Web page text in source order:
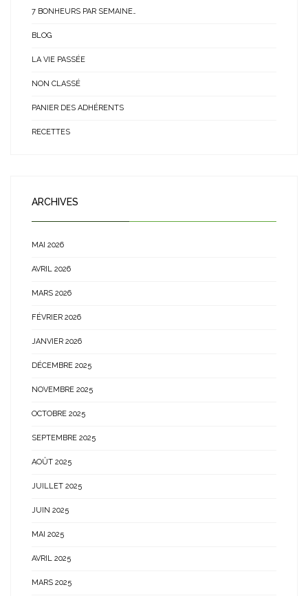
7 BONHEURS PAR SEMAINE…
BLOG
LA VIE PASSÉE
NON CLASSÉ
PANIER DES ADHÉRENTS
RECETTES
ARCHIVES
MAI 2026
AVRIL 2026
MARS 2026
FÉVRIER 2026
JANVIER 2026
DÉCEMBRE 2025
NOVEMBRE 2025
OCTOBRE 2025
SEPTEMBRE 2025
AOÛT 2025
JUILLET 2025
JUIN 2025
MAI 2025
AVRIL 2025
MARS 2025